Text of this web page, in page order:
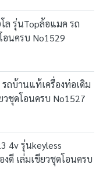
โล รุ่นTopล้อแมค รถ
นครบ No1529
รถบ้านแท้เครื่องท่อเดิม
วชุดโอนครบ No1527
4v รุ่นkeyless
ดี เล่มเขียวชุดโอนครบ